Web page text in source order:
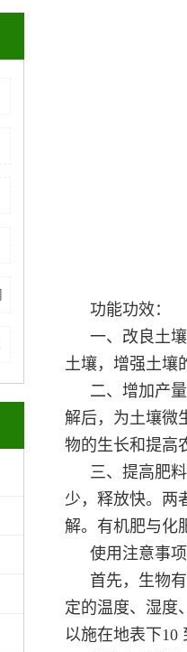
功能功效：
一、改良土
土壤，增强土壤
二、增加产
解后，为土壤微
物的生长和提高
三、提高肥
少，释放快。两
解。有机肥与化
使用注意事项
首先，生物
定的温度、湿度
以施在地表下10